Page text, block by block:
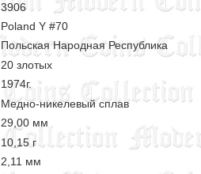
3906
Poland Y #70
Польская Народная Республика
20 злотых
1974г.
Медно-никелевый сплав
29,00 мм
10,15 г
2,11 мм